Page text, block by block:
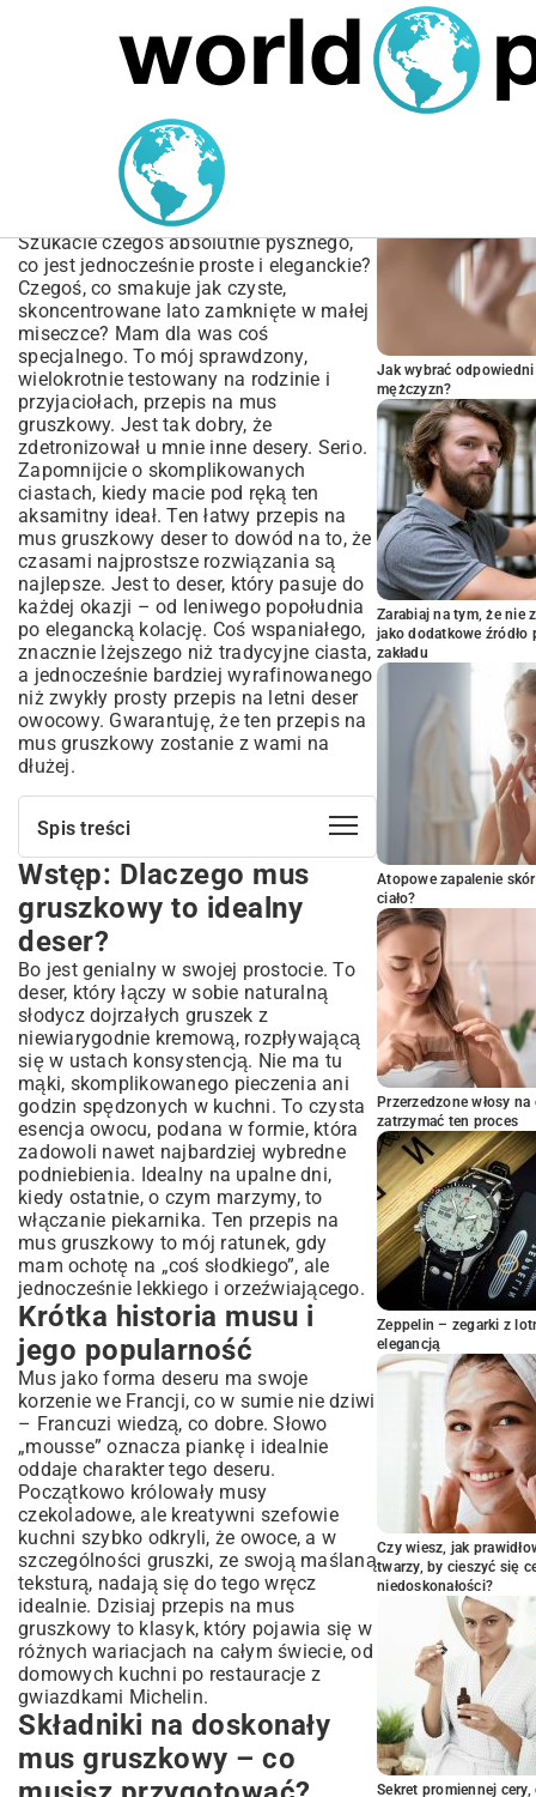
MARIUSZ ŁAMAGA 05.10.2025
Przepis na mus gruszkowy
– Idealnie kremowy i
prosty deser
Szukacie czegoś absolutnie pysznego,
co jest jednocześnie proste i eleganckie?
Czegoś, co smakuje jak czyste,
skoncentrowane lato zamknięte w małej
miseczce? Mam dla was coś
specjalnego. To mój sprawdzony,
wielokrotnie testowany na rodzinie i
przyjaciołach, przepis na mus
gruszkowy. Jest tak dobry, że
zdetronizował u mnie inne desery. Serio.
Zapomnijcie o skomplikowanych
ciastach, kiedy macie pod ręką ten
aksamitny ideał. Ten łatwy przepis na
mus gruszkowy deser to dowód na to, że
czasami najprostsze rozwiązania są
najlepsze. Jest to deser, który pasuje do
każdej okazji – od leniwego popołudnia
po elegancką kolację. Coś wspaniałego,
znacznie lżejszego niż tradycyjne ciasta,
a jednocześnie bardziej wyrafinowanego
niż zwykły prosty przepis na letni deser
owocowy. Gwarantuję, że ten przepis na
mus gruszkowy zostanie z wami na
dłużej.
Spis treści
Wstęp: Dlaczego mus gruszkowy to
idealny deser?
Krótka historia musu i jego popularność
Składniki na doskonały mus gruszkowy
– co musisz przygotować?
Wybór najlepszych gruszek do musu
Dodatkowe składniki, które wzbogacą
smak
Przepis na mus gruszkowy krok po kroku
– proste wskazówki dla każdego
Przygotowanie gruszek – obieranie i
gotowanie
Łączenie składników i ubijanie
Chłodzenie i konsystencja
Wariacje na temat musu gruszkowego –
odkryj nowe smaki
Mus gruszkowy z imbirem i cynamonem
Wersja wegańska i bez cukru
Mus gruszkowy z dodatkiem alkoholu
Jak podawać i przechowywać mus
gruszkowy?
Propozycje dekoracji i serwowania
Przechowywanie – jak zachować
świeżość?
Podsumowanie: Smak lata w każdej
łyżeczce
Wstęp: Dlaczego mus
gruszkowy to idealny
deser?
Bo jest genialny w swojej prostocie. To
deser, który łączy w sobie naturalną
słodycz dojrzałych gruszek z
niewiarygodnie kremową, rozpływającą
się w ustach konsystencją. Nie ma tu
mąki, skomplikowanego pieczenia ani
godzin spędzonych w kuchni. To czysta
esencja owocu, podana w formie, która
zadowoli nawet najbardziej wybredne
podniebienia. Idealny na upalne dni,
kiedy ostatnie, o czym marzymy, to
włączanie piekarnika. Ten przepis na
mus gruszkowy to mój ratunek, gdy
mam ochotę na „coś słodkiego”, ale
jednocześnie lekkiego i orzeźwiającego.
Krótka historia musu i
jego popularność
Mus jako forma deseru ma swoje
korzenie we Francji, co w sumie nie dziwi
– Francuzi wiedzą, co dobre. Słowo
„mousse” oznacza piankę i idealnie
oddaje charakter tego deseru.
Początkowo królowały musy
czekoladowe, ale kreatywni szefowie
kuchni szybko odkryli, że owoce, a w
szczególności gruszki, ze swoją maślaną
teksturą, nadają się do tego wręcz
idealnie. Dzisiaj przepis na mus
gruszkowy to klasyk, który pojawia się w
różnych wariacjach na całym świecie, od
domowych kuchni po restauracje z
gwiazdkami Michelin.
Składniki na doskonały
mus gruszkowy – co
Jak wybrać
mężczyzn?
Zarabiaj na tym, że nie
jako dodatkowe
zakładu
Atopowe zapalenie
ciało?
Przerzedzone włosy
zatrzymać ten proces
Zeppelin – zegarki z
elegancją
Czy wiesz, jak
twarzy, by cieszyć się
niedoskonałości?
Sekret promiennej